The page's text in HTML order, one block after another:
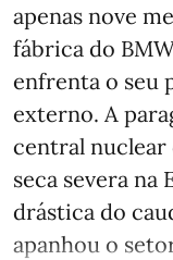
apenas nove
fábrica do
enfrenta o seu
externo. A
central nuclear
seca severa na
drástica do
apanhou o